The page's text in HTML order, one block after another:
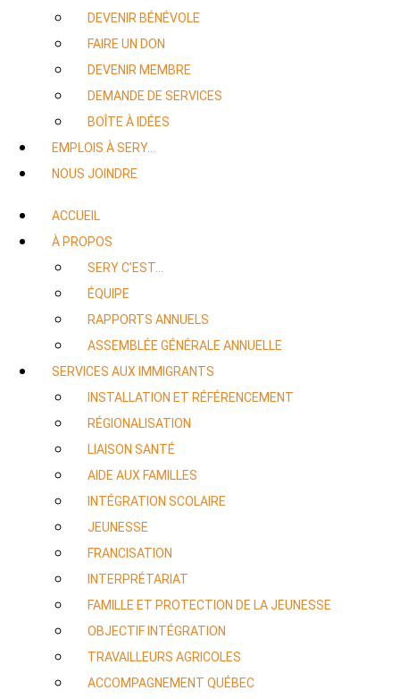
DEVENIR BÉNÉVOLE
FAIRE UN DON
DEVENIR MEMBRE
DEMANDE DE SERVICES
BOÎTE À IDÉES
EMPLOIS À SERY…
NOUS JOINDRE
ACCUEIL
À PROPOS
SERY C’EST…
ÉQUIPE
RAPPORTS ANNUELS
ASSEMBLÉE GÉNÉRALE ANNUELLE
SERVICES AUX IMMIGRANTS
INSTALLATION ET RÉFÉRENCEMENT
RÉGIONALISATION
LIAISON SANTÉ
AIDE AUX FAMILLES
INTÉGRATION SCOLAIRE
JEUNESSE
FRANCISATION
INTERPRÉTARIAT
FAMILLE ET PROTECTION DE LA JEUNESSE
OBJECTIF INTÉGRATION
TRAVAILLEURS AGRICOLES
ACCOMPAGNEMENT QUÉBEC